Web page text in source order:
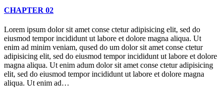
CHAPTER 02
Lorem ipsum dolor sit amet conse ctetur adipisicing elit, sed do
eiusmod tempor incididunt ut labore et dolore magna aliqua. Ut
enim ad minim veniam, qused do um dolor sit amet conse ctetur
adipisicing elit, sed do eiusmod tempor incididunt ut labore et dolore
magna aliqua. Ut enim adum dolor sit amet conse ctetur adipisicing
elit, sed do eiusmod tempor incididunt ut labore et dolore magna
aliqua. Ut enim ad…